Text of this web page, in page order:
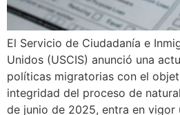
El Servicio de Ciudadanía e
Unidos (USCIS) anunció una
políticas migratorias con el
integridad del proceso de
de junio de 2025, entra en vigor